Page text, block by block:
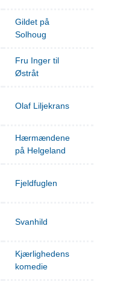
Gildet på
Solhoug
Fru Inger til
Østråt
Olaf Liljekrans
Hærmændene
på Helgeland
Fjeldfuglen
Svanhild
Kjærlighedens
komedie